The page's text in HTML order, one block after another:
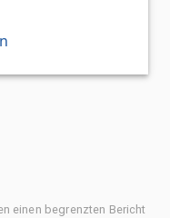
einen begrenzten Bericht